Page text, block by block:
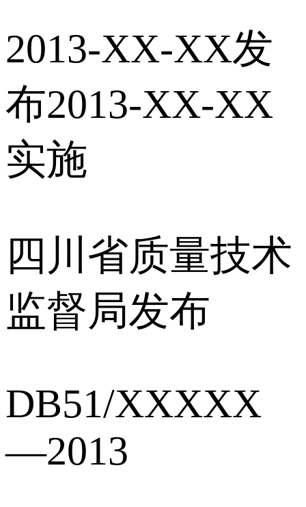
2013-XX-XX发
布2013-XX-XX
实施
四川省质量技术
监督局发布
DB51/XXXXX
—2013